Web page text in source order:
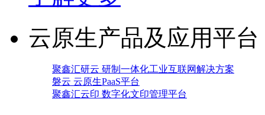
云原生产品及应用平台
聚鑫汇研云 研制一体化工业互联网解决方案
磐云 云原生PaaS平台
聚鑫汇云印 数字化文印管理平台